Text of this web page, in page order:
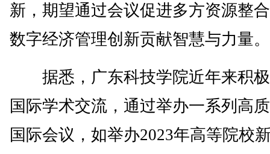
新，期望通过会议促进多方资源整
数字经济管理创新贡献智慧与力量。
据悉，广东科技学院近年来积
国际学术交流，通过举办一系列高
国际会议，如举办2023年高等院校